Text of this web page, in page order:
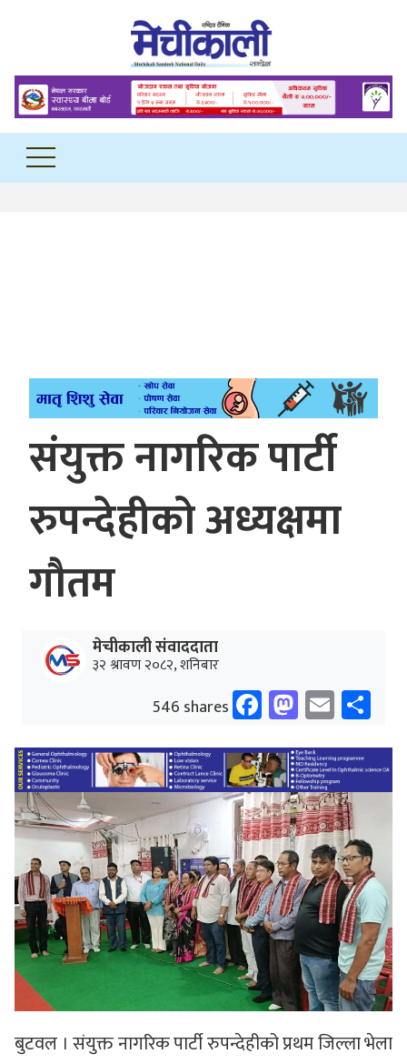
संयुक्त नागरिक पार्टी
रुपन्देहीको अध्यक्षमा
गौतम
मेचीकाली संवाददाता
३२ श्रावण २०८२, शनिबार
546 shares Facebook
Email
बुटवल । संयुक्त नागरिक पार्टी रुपन्देहीको प्रथम जिल्ला भेला